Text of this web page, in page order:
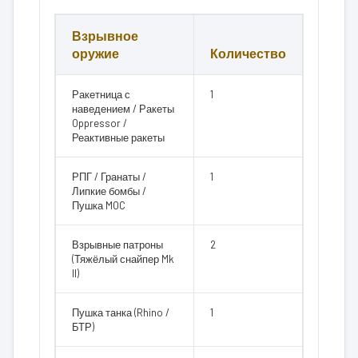
Взрывное
оружие
Количество
Ракетница с
наведением / Ракеты
Oppressor /
Реактивные ракеты
1
РПГ / Гранаты /
Липкие бомбы /
Пушка MOC
1
Взрывные патроны
(Тяжёлый снайпер Mk
II)
2
Пушка танка (Rhino /
БТР)
1